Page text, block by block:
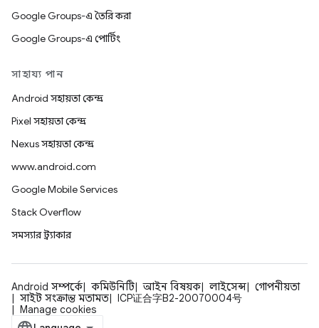
Google Groups-এ তৈরি করা
Google Groups-এ পোর্টিং
সাহায্য পান
Android সহায়তা কেন্দ্র
Pixel সহায়তা কেন্দ্র
Nexus সহায়তা কেন্দ্র
www.android.com
Google Mobile Services
Stack Overflow
সমস্যার ট্র্যাকার
Android সম্পর্কে কমিউনিটি আইন বিষয়ক লাইসেন্স
গোপনীয়তা
সাইট সংক্রান্ত মতামত
ICP证合字B2-20070004号
Manage cookies